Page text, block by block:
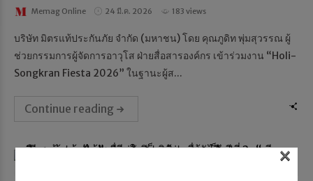
Memag Online 24 มี.ค. 2026 183 views
บริษัท มิตรแท้ประกันภัย จำกัด (มหาชน) โดย คุณภูดิท พุ่มสุวรรณ ผู้
ช่วยกรรมการผู้จัดการอาวุโส ฝ่ายสื่อสารองค์กร เข้าร่วมงาน “Holi-
Songkran Fiesta 2026” ในฐานะผู้ส...
Continue reading
×